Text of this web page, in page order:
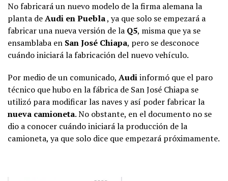
No fabricará un nuevo modelo de la firma alemana la
planta deAudi en Puebla, ya que solo se empezará a
fabricar una nueva versión de la Q5, misma que ya se
ensamblaba en San José Chiapa, pero se desconoce
cuándo iniciará la fabricación del nuevo vehículo.
Por medio de un comunicado, Audiinformó que el paro
técnico que hubo en la fábrica de San José Chiapa se
utilizó para modificar las naves y así poder fabricar la
nueva camioneta. No obstante, en el documento no se
dio a conocer cuándo iniciará la producción de la
camioneta, ya que solo dice que empezará próximamente.